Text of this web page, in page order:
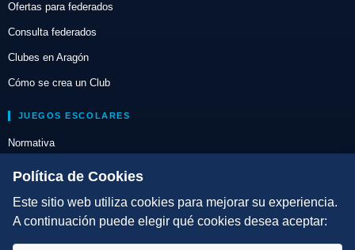
Ofertas para federados
Consulta federados
Clubes en Aragón
Cómo se crea un Club
JUEGOS ESCOLARES
Normativa
Escuelas de Triatlón
DIRECCIÓN TÉCNICA
Política de Cookies
Este sitio web utiliza cookies para mejorar su experiencia.
A continuación puede elegir qué cookies desea aceptar: